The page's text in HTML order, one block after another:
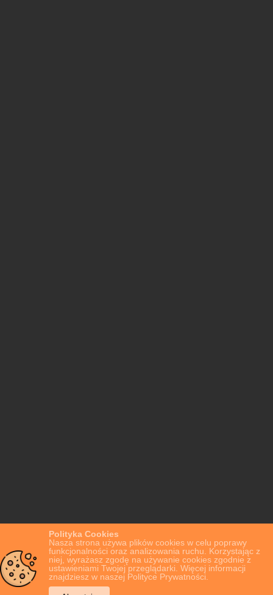
Polityka Cookies
Nasza strona używa plików cookies w celu poprawy
funkcjonalności oraz analizowania ruchu. Korzystając z
niej, wyrażasz zgodę na używanie cookies zgodnie z
ustawieniami Twojej przeglądarki. Więcej informacji
znajdziesz w naszej Polityce Prywatności.